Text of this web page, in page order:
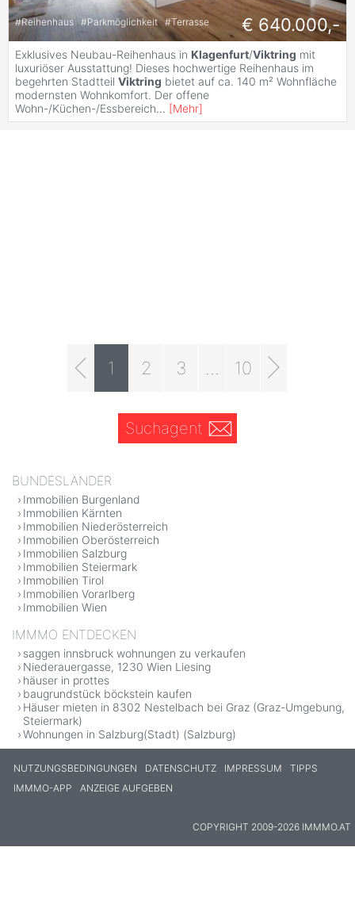
#Reihenhaus #Parkmöglichkeit #Terrasse € 640.000,-
Exklusives Neubau-Reihenhaus in Klagenfurt/Viktring mit
luxuriöser Ausstattung! Dieses hochwertige Reihenhaus im
begehrten Stadtteil Viktring bietet auf ca. 140 m² Wohnfläche
modernsten Wohnkomfort. Der offene
Wohn-/Küchen-/Essbereich... [Mehr]
1 2 3 10
Suchagent
BUNDESLÄNDER
Immobilien Burgenland
Immobilien Kärnten
Immobilien Niederösterreich
Immobilien Oberösterreich
Immobilien Salzburg
Immobilien Steiermark
Immobilien Tirol
Immobilien Vorarlberg
Immobilien Wien
IMMMO ENTDECKEN
saggen innsbruck wohnungen zu verkaufen
Niederauergasse, 1230 Wien Liesing
häuser in prottes
baugrundstück böckstein kaufen
Häuser mieten in 8302 Nestelbach bei Graz (Graz-Umgebung,
Steiermark)
Wohnungen in Salzburg(Stadt) (Salzburg)
NUTZUNGSBEDINGUNGEN DATENSCHUTZ IMPRESSUM
TIPPS
IMMMO-APP
ANZEIGE AUFGEBEN
COPYRIGHT 2009-2026 IMMMO.AT